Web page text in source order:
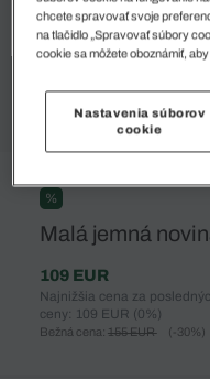
%
Malá jemná
109 EUR
Najnižšia cena za
ceny: 109 EUR (0%)
Bežná cena: 155 EUR (-30%)
chcete spravovať svoje
na tlačidlo „Spravovať súbory
cookie sa môžete oboznámiť,
Nastavenia súborov
cookie